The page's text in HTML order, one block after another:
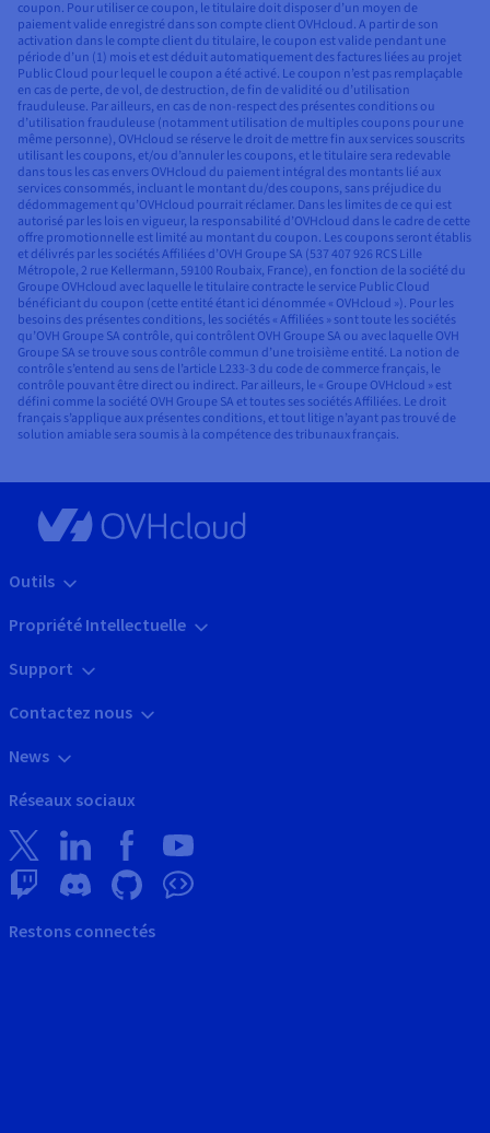
coupon. Pour utiliser ce coupon, le titulaire doit disposer d’un moyen de
paiement valide enregistré dans son compte client OVHcloud. A partir de son
activation dans le compte client du titulaire, le coupon est valide pendant une
période d’un (1) mois et est déduit automatiquement des factures liées au projet
Public Cloud pour lequel le coupon a été activé. Le coupon n’est pas remplaçable
en cas de perte, de vol, de destruction, de fin de validité ou d’utilisation
frauduleuse. Par ailleurs, en cas de non-respect des présentes conditions ou
d’utilisation frauduleuse (notamment utilisation de multiples coupons pour une
même personne), OVHcloud se réserve le droit de mettre fin aux services souscrits
utilisant les coupons, et/ou d’annuler les coupons, et le titulaire sera redevable
dans tous les cas envers OVHcloud du paiement intégral des montants lié aux
services consommés, incluant le montant du/des coupons, sans préjudice du
dédommagement qu’OVHcloud pourrait réclamer. Dans les limites de ce qui est
autorisé par les lois en vigueur, la responsabilité d’OVHcloud dans le cadre de cette
offre promotionnelle est limité au montant du coupon. Les coupons seront établis
et délivrés par les sociétés Affiliées d’OVH Groupe SA (537 407 926 RCS Lille
Métropole, 2 rue Kellermann, 59100 Roubaix, France), en fonction de la société du
Groupe OVHcloud avec laquelle le titulaire contracte le service Public Cloud
bénéficiant du coupon (cette entité étant ici dénommée « OVHcloud »). Pour les
besoins des présentes conditions, les sociétés « Affiliées » sont toute les sociétés
qu’OVH Groupe SA contrôle, qui contrôlent OVH Groupe SA ou avec laquelle OVH
Groupe SA se trouve sous contrôle commun d’une troisième entité. La notion de
contrôle s’entend au sens de l’article L233-3 du code de commerce français, le
contrôle pouvant être direct ou indirect. Par ailleurs, le « Groupe OVHcloud » est
défini comme la société OVH Groupe SA et toutes ses sociétés Affiliées. Le droit
français s’applique aux présentes conditions, et tout litige n’ayant pas trouvé de
solution amiable sera soumis à la compétence des tribunaux français.
Outils
Propriété Intellectuelle
Support
Contactez nous
News
Réseaux sociaux
Restons connectés